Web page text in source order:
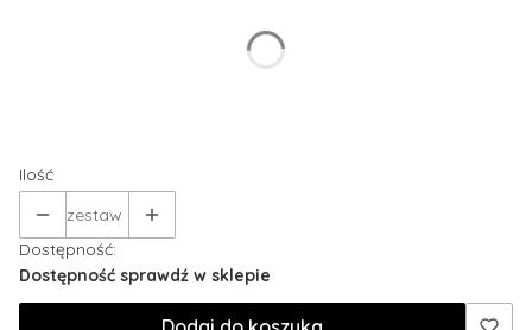
Ilość
zestaw
Dostępność:
Dostępność sprawdź w sklepie